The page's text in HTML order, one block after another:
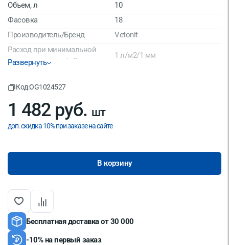
Объем, л
10
Фасовка
18
Производитель/Бренд
Vetonit
Расход при минимальной
толщине слоя кг/м2
1 л/м2/1 мм
фракции, мм
Материал
Срок годности
Страна производитель
мм
0,2
Развернуть
Код:OG1024527
1 482 руб. шт
доп. скидка 10% при заказе на сайте
В корзину
Бесплатная доставка от 30 000
-10% на первый заказ